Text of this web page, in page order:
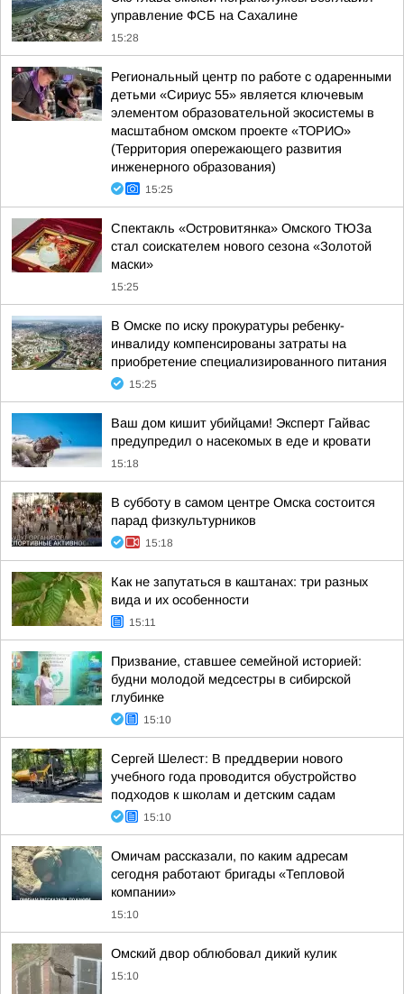
управление ФСБ на Сахалине
15:28
Региональный центр по работе с одаренными
детьми «Сириус 55» является ключевым
элементом образовательной экосистемы в
масштабном омском проекте «ТОРИО»
(Территория опережающего развития
инженерного образования)
15:25
Спектакль «Островитянка» Омского ТЮЗа
стал соискателем нового сезона «Золотой
маски»
15:25
В Омске по иску прокуратуры ребенку-
инвалиду компенсированы затраты на
приобретение специализированного питания
15:25
Ваш дом кишит убийцами! Эксперт Гайвас
предупредил о насекомых в еде и кровати
15:18
В субботу в самом центре Омска состоится
парад физкультурников
15:18
Как не запутаться в каштанах: три разных
вида и их особенности
15:11
Призвание, ставшее семейной историей:
будни молодой медсестры в сибирской
глубинке
15:10
Сергей Шелест: В преддверии нового
учебного года проводится обустройство
подходов к школам и детским садам
15:10
Омичам рассказали, по каким адресам
сегодня работают бригады «Тепловой
компании»
15:10
Омский двор облюбовал дикий кулик
15:10